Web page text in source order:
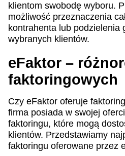
klientom swobodę wyboru.
możliwość przeznaczenia
kontrahenta lub podzielenia
wybranych klientów.
eFaktor –
faktoringowych
Czy eFaktor oferuje
firma posiada w swojej
faktoringu, które mogą
klientów. Przedstawiamy
faktoringu oferowane przez